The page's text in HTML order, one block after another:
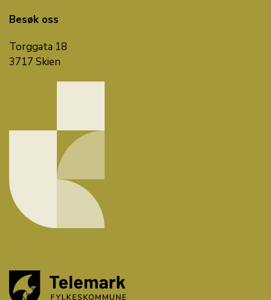
Besøk oss
Torggata 18
3717 Skien